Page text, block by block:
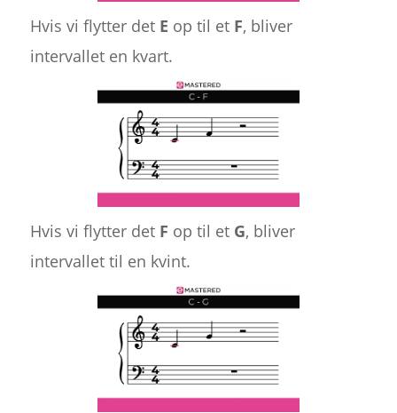
Hvis vi flytter det E op til et F, bliver
intervallet en kvart.
Hvis vi flytter det F op til et G, bliver
intervallet til en kvint.